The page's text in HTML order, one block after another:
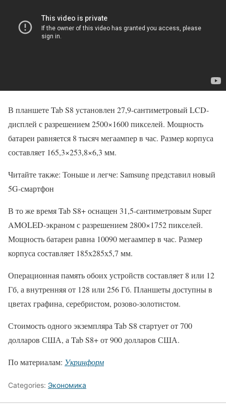
В планшете Tab S8 установлен 27,9-сантиметровый LCD-
дисплей с разрешением 2500×1600 пикселей. Мощность
батареи равняется 8 тысяч мегаампер в час. Размер корпуса
составляет 165,3×253,8×6,3 мм.
Читайте также: Тоньше и легче: Samsung представил новый
5G-смартфон
В то же время Tab S8+ оснащен 31,5-сантиметровым Super
AMOLED-экраном с разрешением 2800×1752 пикселей.
Мощность батареи равна 10090 мегаампер в час. Размер
корпуса составляет 185х285х5,7 мм.
Операционная память обоих устройств составляет 8 или 12
Гб, а внутренняя от 128 или 256 Гб. Планшеты доступны в
цветах графина, серебристом, розово-золотистом.
Стоимость одного экземпляра Tab S8 стартует от 700
долларов США, а Tab S8+ от 900 долларов США.
По материалам: Укринформ
Categories: Экономика